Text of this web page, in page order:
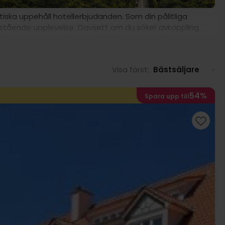
uppehåll hotellerbjudanden. Som din pålitliga
upplevelse. Oavsett om du söker avkoppling
Visa först: Bästsäljare
Spara upp till54%